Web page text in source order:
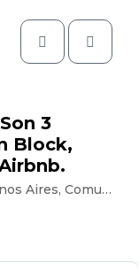
3
Block,
Aires, C1013AAH, Argentina